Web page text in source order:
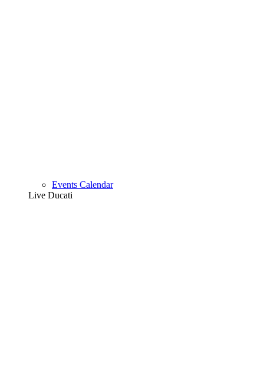
Events Calendar
Live Ducati